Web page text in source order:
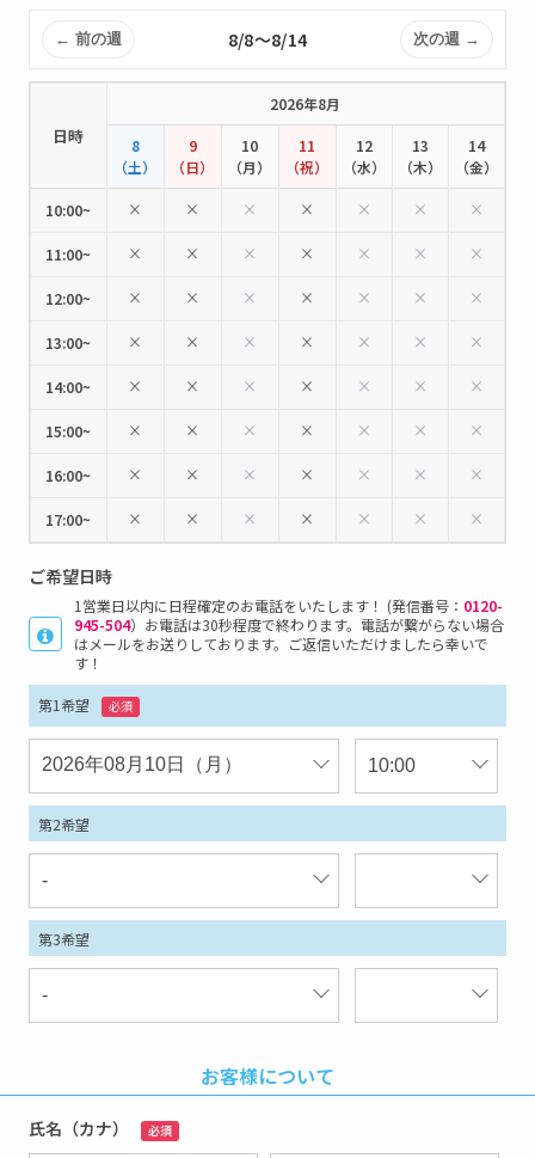
← 前の週 8/8〜8/14 次の週 →
日時
2026年8月
8
（土）
9
（日）
10
（月）
11
（祝）
12
（水）
13
（木）
14
（金）
10:00~ × × × × × × ×
11:00~ × × × × × × ×
12:00~ × × × × × × ×
13:00~ × × × × × × ×
14:00~ × × × × × × ×
15:00~ × × × × × × ×
16:00~ × × × × × × ×
17:00~ × × × × × × ×
ご希望日時
1営業日以内に日程確定のお電話をいたします！ (発信番号： 0120-
945-504）お電話は30秒程度で終わります。電話が繋がらない場合
はメールをお送りしております。ご返信いただけましたら幸いで
す！
第1希望 必須
第2希望
第3希望
お客様について
氏名（カナ） 必須